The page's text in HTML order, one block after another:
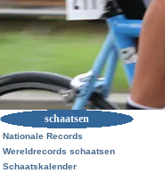
schaatsen
Nationale Records
Wereldrecords schaatsen
Schaatskalender